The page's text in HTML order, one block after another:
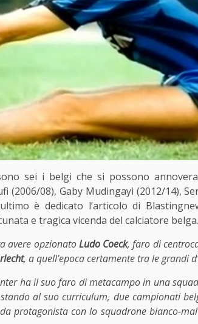
sei i belgi che si possono
(2006/08), Gaby Mudingayi (2012/14),
è dedicato l’articolo di
e tragica vicenda del calciatore belga.
avere opzionatoLudo Coeck, faro di
, a quell’epoca certamente tra le grandi
ha il suo faro di metacampo in una
al suo curriculum, due campionati
protagonista con lo squadrone bianco-